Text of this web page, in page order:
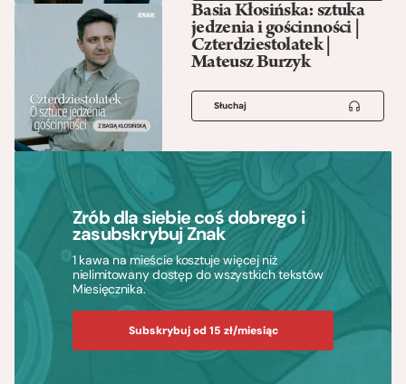
Basia Kłosińska: sztuka
jedzenia i gościnności |
Czterdziestolatek |
Mateusz Burzyk
Słuchaj
Zrób dla siebie coś dobrego i
zasubskrybuj Znak
1 kawa na mieście kosztuje więcej niż
nielimitowany dostęp do wszystkich tekstów
Miesięcznika.
Subskrybuj od 15 zł/miesiąc